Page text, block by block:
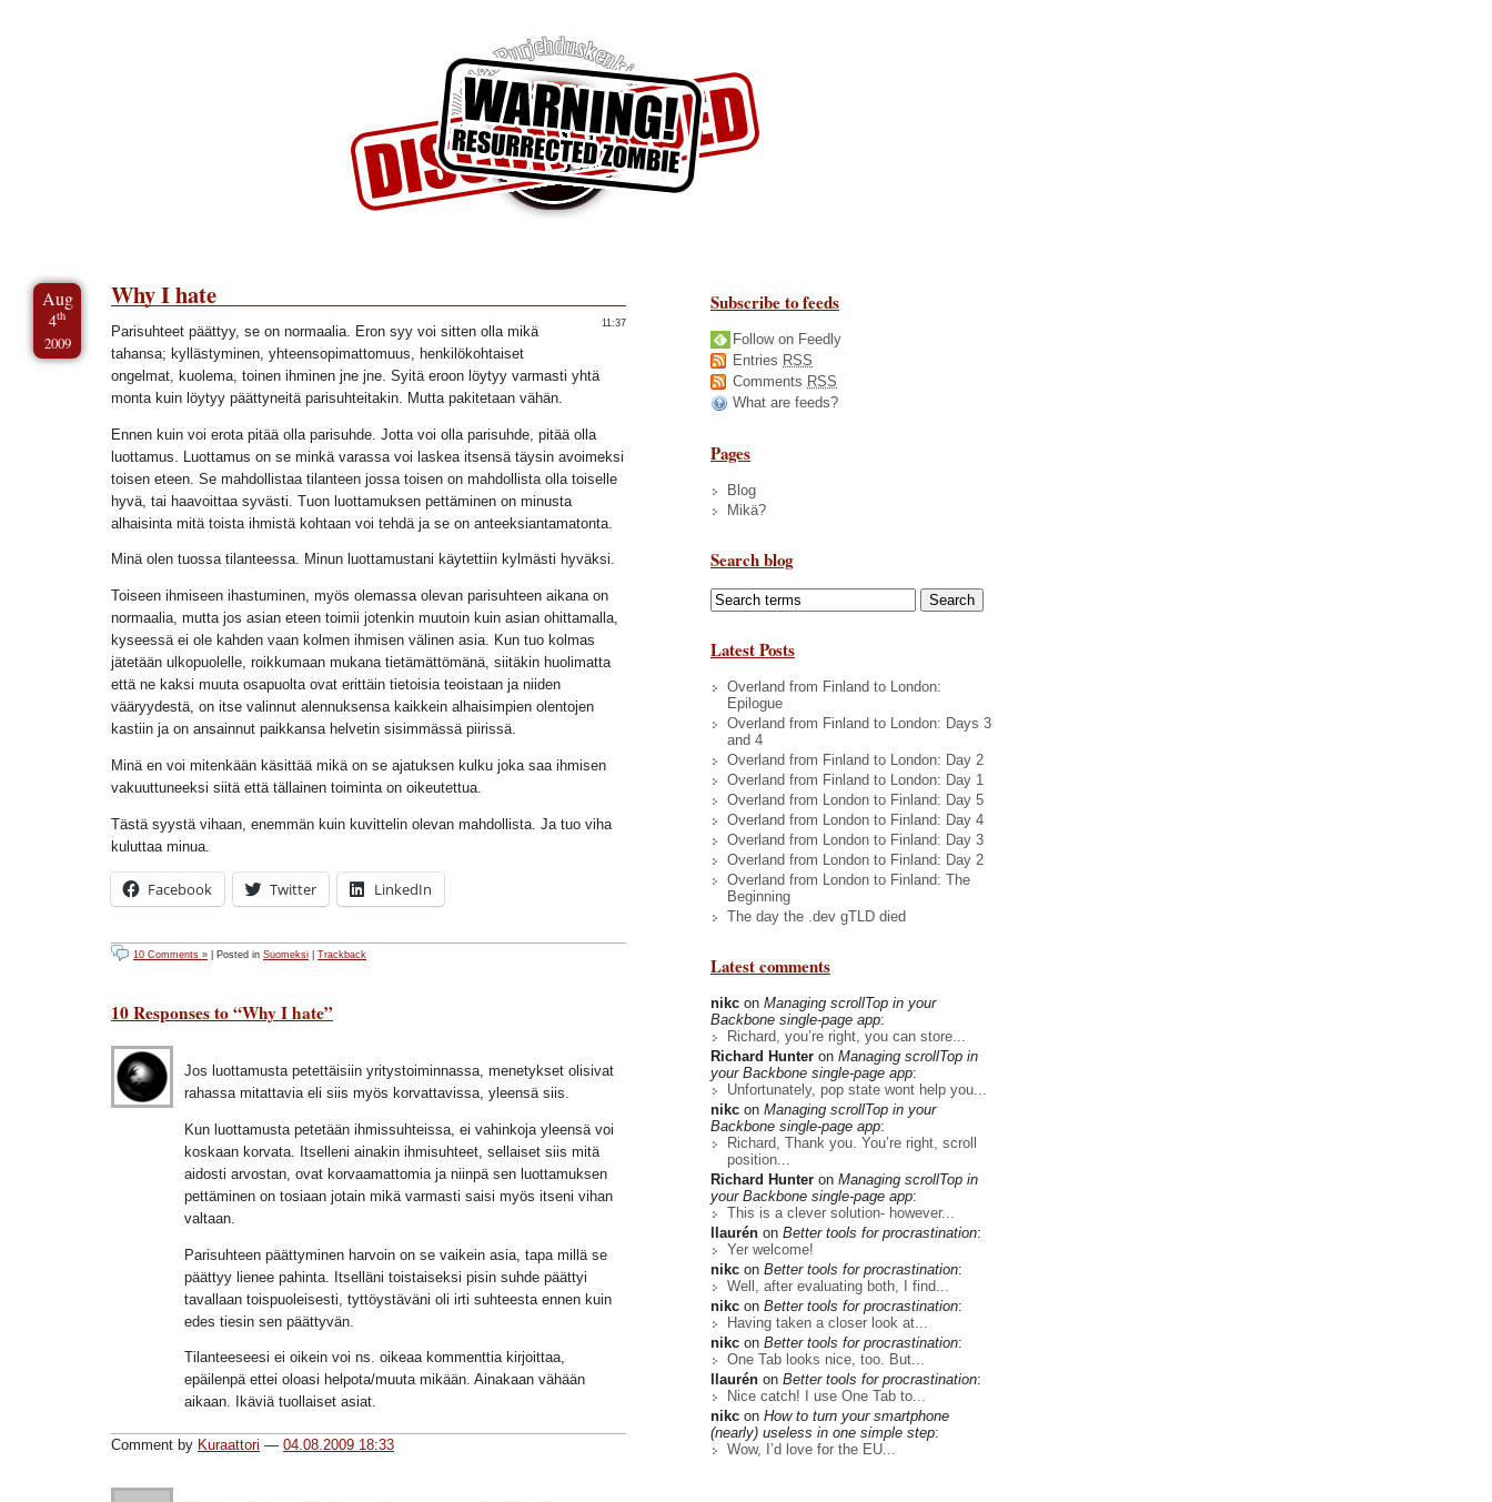
Aug
4th
2009
Why I hate
11:37
Parisuhteet päättyy, se on normaalia. Eron syy voi sitten olla mikä
tahansa; kyllästyminen, yhteensopimattomuus, henkilökohtaiset
ongelmat, kuolema, toinen ihminen jne jne. Syitä eroon löytyy varmasti yhtä
monta kuin löytyy päättyneitä parisuhteitakin. Mutta pakitetaan vähän.
Ennen kuin voi erota pitää olla parisuhde. Jotta voi olla parisuhde, pitää olla
luottamus. Luottamus on se minkä varassa voi laskea itsensä täysin avoimeksi
toisen eteen. Se mahdollistaa tilanteen jossa toisen on mahdollista olla toiselle
hyvä, tai haavoittaa syvästi. Tuon luottamuksen pettäminen on minusta
alhaisinta mitä toista ihmistä kohtaan voi tehdä ja se on anteeksiantamatonta.
Minä olen tuossa tilanteessa. Minun luottamustani käytettiin kylmästi hyväksi.
Toiseen ihmiseen ihastuminen, myös olemassa olevan parisuhteen aikana on
normaalia, mutta jos asian eteen toimii jotenkin muutoin kuin asian ohittamalla,
kyseessä ei ole kahden vaan kolmen ihmisen välinen asia. Kun tuo kolmas
jätetään ulkopuolelle, roikkumaan mukana tietämättömänä, siitäkin huolimatta
että ne kaksi muuta osapuolta ovat erittäin tietoisia teoistaan ja niiden
vääryydestä, on itse valinnut alennuksensa kaikkein alhaisimpien olentojen
kastiin ja on ansainnut paikkansa helvetin sisimmässä piirissä.
Minä en voi mitenkään käsittää mikä on se ajatuksen kulku joka saa ihmisen
vakuuttuneeksi siitä että tällainen toiminta on oikeutettua.
Tästä syystä vihaan, enemmän kuin kuvittelin olevan mahdollista. Ja tuo viha
kuluttaa minua.
Facebook Twitter LinkedIn
10 Comments » | Posted in Suomeksi Trackback
10 Responses to “Why I hate”
Jos luottamusta petettäisiin yritystoiminnassa, menetykset olisivat
rahassa mitattavia eli siis myös korvattavissa, yleensä siis.
Kun luottamusta petetään ihmissuhteissa, ei vahinkoja yleensä voi
koskaan korvata. Itselleni ainakin ihmisuhteet, sellaiset siis mitä
aidosti arvostan, ovat korvaamattomia ja niinpä sen luottamuksen
pettäminen on tosiaan jotain mikä varmasti saisi myös itseni vihan
valtaan.
Parisuhteen päättyminen harvoin on se vaikein asia, tapa millä se
päättyy lienee pahinta. Itselläni toistaiseksi pisin suhde päättyi
tavallaan toispuoleisesti, tyttöystäväni oli irti suhteesta ennen kuin
edes tiesin sen päättyvän.
Tilanteeseesi ei oikein voi ns. oikeaa kommenttia kirjoittaa,
epäilenpä ettei oloasi helpota/muuta mikään. Ainakaan vähään
aikaan. Ikäviä tuollaiset asiat.
Comment by Kuraattori — 04.08.2009 18:33
Subscribe to feeds
Follow on Feedly
Entries RSS
Comments RSS
What are feeds?
Pages
Blog
Mikä?
Search blog
Latest Posts
Overland from Finland to London:
Epilogue
Overland from Finland to London: Days 3
and 4
Overland from Finland to London: Day 2
Overland from Finland to London: Day 1
Overland from London to Finland: Day 5
Overland from London to Finland: Day 4
Overland from London to Finland: Day 3
Overland from London to Finland: Day 2
Overland from London to Finland: The
Beginning
The day the .dev gTLD died
Latest comments
nikc on Managing scrollTop in your
Backbone single-page app:
Richard, you’re right, you can store...
Richard Hunter on Managing scrollTop in
your Backbone single-page app:
Unfortunately, pop state wont help you...
nikc on Managing scrollTop in your
Backbone single-page app:
Richard, Thank you. You’re right, scroll
position...
Richard Hunter on Managing scrollTop in
your Backbone single-page app:
This is a clever solution- however...
llaurén on Better tools for procrastination:
Yer welcome!
nikc on Better tools for procrastination:
Well, after evaluating both, I find...
nikc on Better tools for procrastination:
Having taken a closer look at...
nikc on Better tools for procrastination:
One Tab looks nice, too. But...
llaurén on Better tools for procrastination:
Nice catch! I use One Tab to...
nikc on How to turn your smartphone
(nearly) useless in one simple step:
Wow, I’d love for the EU...